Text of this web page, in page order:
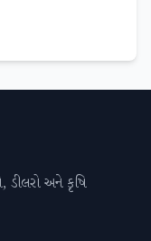
ડીલરો અને કૃષિ